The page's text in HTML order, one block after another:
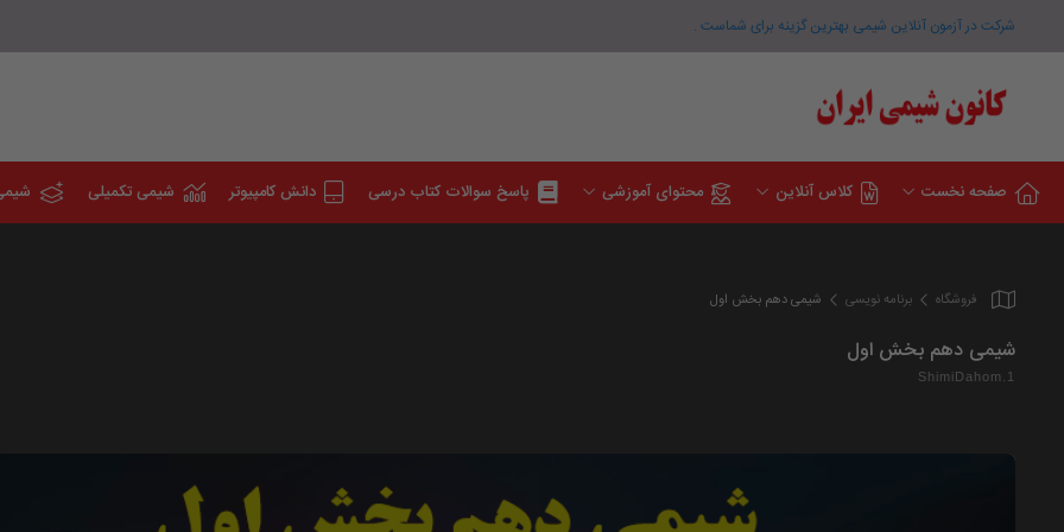
شرکت در آزمون آنلاین شیمی بهترین گزینه برای شماست .
صفحه نخست کلاس آنلاین محتوای آموزشی پاسخ سوالات کتاب درسی دانش کامپیوتر شیمی تکمیلی
فروشگاه برنامه نویسی شیمی دهم بخش اول
شیمی دهم بخش اول
ShimiDahom.1
نمایشگر